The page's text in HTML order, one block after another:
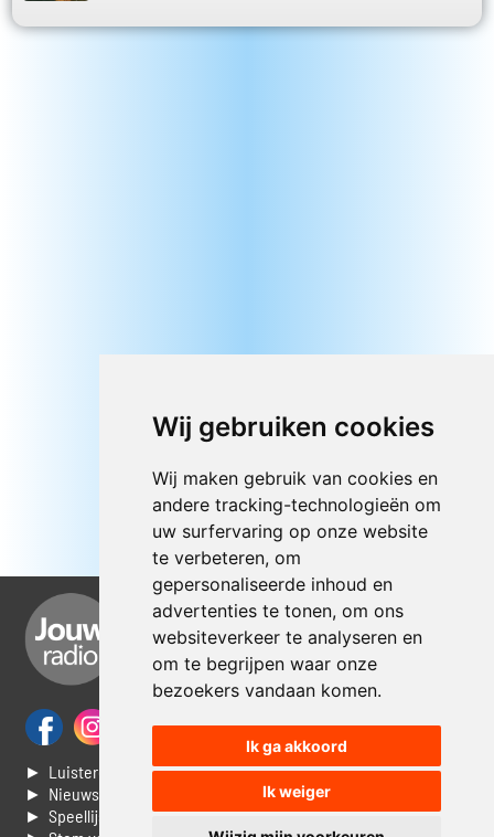
Wij gebruiken cookies
Wij maken gebruik van cookies en
andere tracking-technologieën om
uw surfervaring op onze website
te verbeteren, om
gepersonaliseerde inhoud en
advertenties te tonen, om ons
websiteverkeer te analyseren en
om te begrijpen waar onze
bezoekers vandaan komen.
Ik ga akkoord
Ik weiger
► Luisteren naar Jouwradio
► Nieuws
► Speellijst